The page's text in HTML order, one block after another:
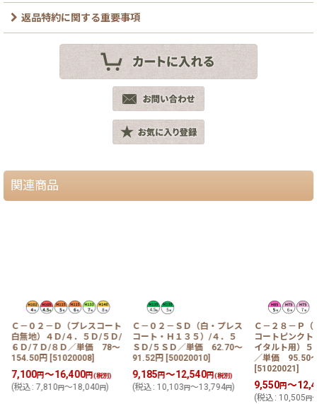
返品特約に関する重要事項
関連商品
Ｃ－０２－Ｄ（プレスコート
白無地）４Ｄ/４．５Ｄ/５Ｄ/
６Ｄ/７Ｄ/８Ｄ／単価 78〜
154.50円
51020008]
7,100円～16,400円(税別)
(税込: 7,810円～18,040円)
Ｃ－０２－ＳＤ（白・プレス
コート・Ｈ１３５）/４．５
ＳＤ/５ＳＤ／単価 62.70〜
91.52円
[50020010]
9,185円～12,540円(税別)
(税込: 10,103円～13,794円)
Ｃ－２８－Ｐ（
コートピンクト
イタルト用）５
／単価 95.50
[51020021 ]
9,550円～
(税込 : 10,505円